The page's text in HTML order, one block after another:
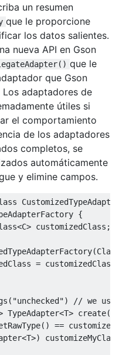
un resumen
que le proporcione
los datos salientes.
nueva API en Gson
que le
que Gson
adaptadores de
útiles si
el comportamiento
de los adaptadores
completos, se
automáticamente
y elimine campos.
{
<C> customizedClass ;
(
= customizedClass
( "unchecked")
// we
TypeAdapter<T> create(
() ==
<T>)